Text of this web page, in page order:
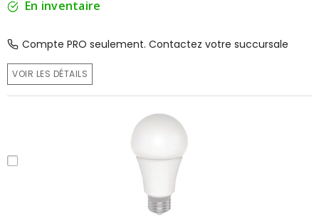
En inventaire
Compte PRO seulement. Contactez votre succursale
VOIR LES DÉTAILS